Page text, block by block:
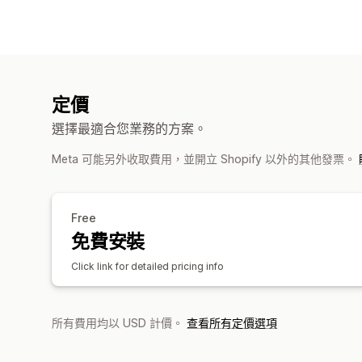
定價
選擇最適合您業務的方案。
Meta 可能另外收取費用，並開立 Shopify 以外的其他發票。
Free
免費安裝
Click link for detailed pricing info
所有費用均以 USD 計價。 查看所有定價選項